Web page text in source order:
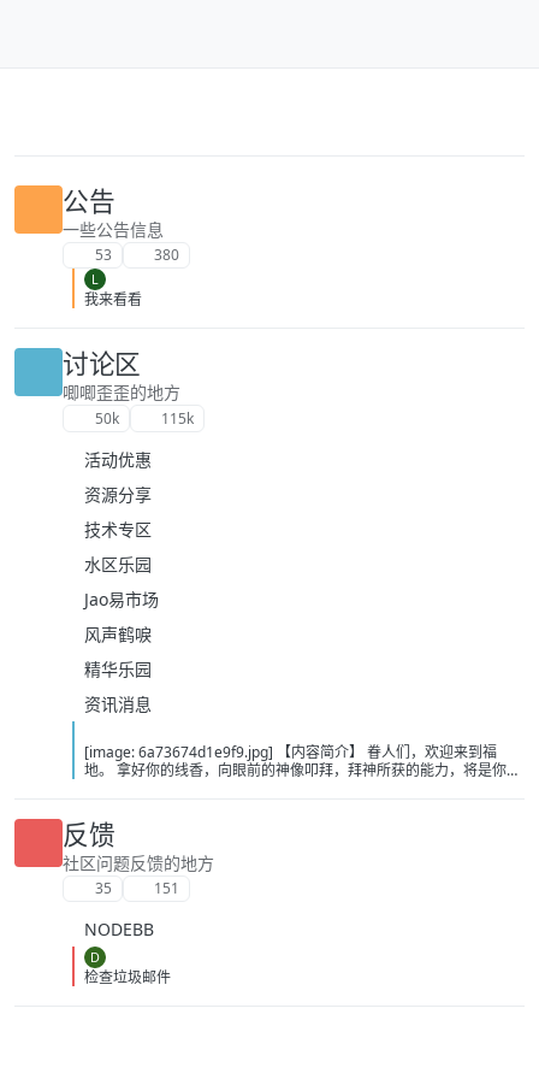
公告
一些公告信息
53 380
L
我来看看
讨论区
唧唧歪歪的地方
50k 115k
活动优惠
资源分享
技术专区
水区乐园
Jao易市场
风声鹤唳
精华乐园
资讯消息
[image: 6a73674d1e9f9.jpg] 【内容简介】 眷人们，欢迎来到福
地。 拿好你的线香，向眼前的神像叩拜，拜神所获的能力，将是你们
悲剧轮回…… 【作者简介】 作者：幻梦猎人，起点中文网作者，代表
作品：《灾厄收容所》《诡异分解指南》《天灾疯人院》《基因收容
所》等 【下载地址】 百度：
https://pan.baidu.com/s/1CTpsB1_Ju5NwzAhO0MvwZQ?pwd=9a1v
夸克：https://pan.quark.cn/s/ffe07719ebb3?pwd=aUYh 移动：
反馈
社区问题反馈的地方
35 151
NODEBB
D
检查垃圾邮件